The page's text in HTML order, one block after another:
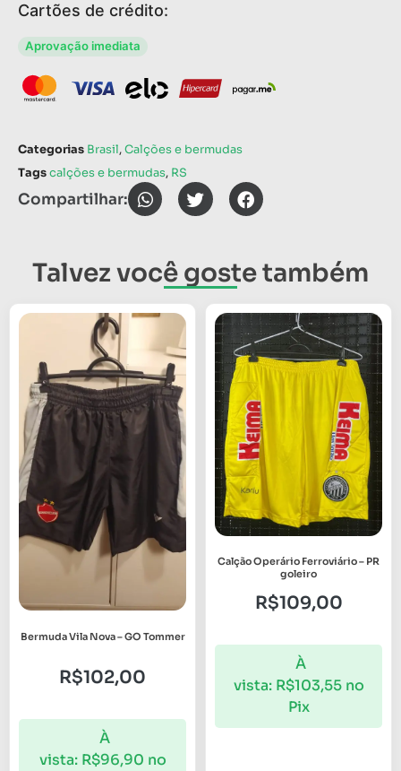
Cartões de crédito:
Aprovação imediata
Categorias Brasil,Calções e bermudas
Tagscalções e bermudas, RS
Compartilhar:
Talvez você goste também
Bermuda Vila Nova – GO Tommer
R$102,00
À
vista: R$96,90 no
Calção Operário Ferroviário – PR
goleiro
R$109,00
À
vista: R$103,55 no
Pix